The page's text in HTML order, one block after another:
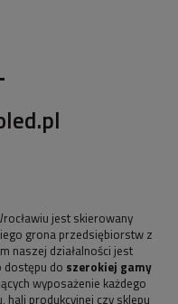
jest skierowany
grona przedsiębiorstw z
naszej działalności jest
dostępu do szerokiej gamy
wyposażenie każdego
hali produkcyjnej czy sklepu